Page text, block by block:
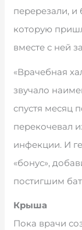
перерезали, и
которую
вместе с ней
«Врачебная
звучало
спустя месяц
перекочевал
инфекции. И
«бонус»,
постигшим
Крыша
Пока врачи